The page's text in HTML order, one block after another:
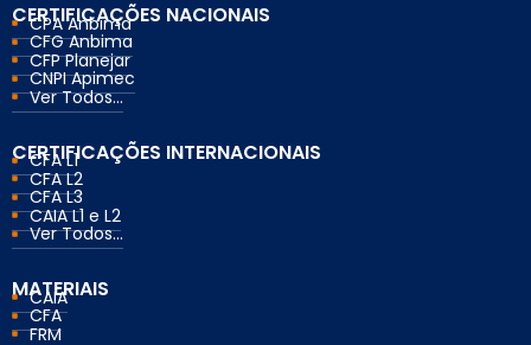
CERTIFICAÇÕES NACIONAIS
CPA Anbima
CFG Anbima
CFP Planejar
CNPI Apimec
Ver Todos...
CERTIFICAÇÕES INTERNACIONAIS
CFA L1
CFA L2
CFA L3
CAIA L1 e L2
Ver Todos...
MATERIAIS
CAIA
CFA
FRM